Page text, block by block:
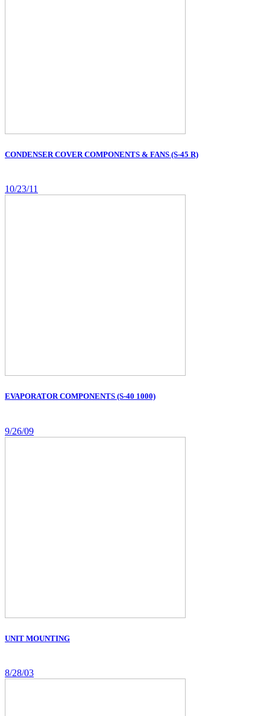
CONDENSER COVER COMPONENTS & FANS (S-45 R)
10/23/11
EVAPORATOR COMPONENTS (S-40 1000)
9/26/09
UNIT MOUNTING
8/28/03